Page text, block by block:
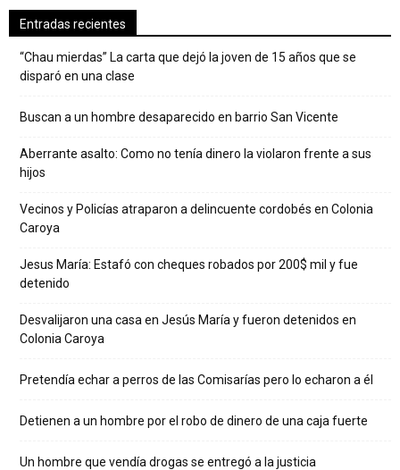
Entradas recientes
“Chau mierdas” La carta que dejó la joven de 15 años que se
disparó en una clase
Buscan a un hombre desaparecido en barrio San Vicente
Aberrante asalto: Como no tenía dinero la violaron frente a sus
hijos
Vecinos y Policías atraparon a delincuente cordobés en Colonia
Caroya
Jesus María: Estafó con cheques robados por 200$ mil y fue
detenido
Desvalijaron una casa en Jesús María y fueron detenidos en
Colonia Caroya
Pretendía echar a perros de las Comisarías pero lo echaron a él
Detienen a un hombre por el robo de dinero de una caja fuerte
Un hombre que vendía drogas se entregó a la justicia